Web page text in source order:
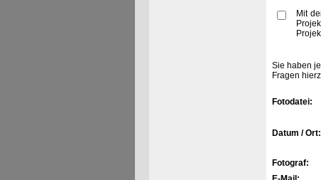
Mit
Sie haben
Fragen
Fotodatei:
Datum / Ort:
Fotograf: